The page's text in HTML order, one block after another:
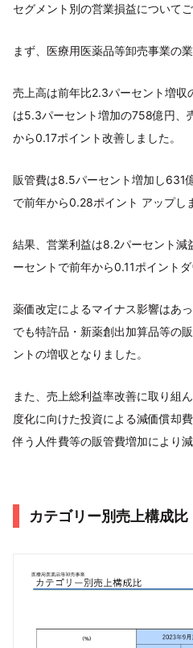
セグメント別の営業損益についてご
まず、医療用医薬品等卸売事業の業
売上高は前年比2.3パーセント増
は5.3パーセント増加の758億円、
から0.17ポイント改善しました。
販管費は8.5パーセント増加し631
で前年から0.28ポイント アップし
結果、営業利益は8.2パーセント
ーセントで前年から0.11ポイントダ
薬価改定によるマイナス影響はあ
でも特許品・新薬創出加算品等の
ントの増収となりました。
また、売上総利益率改善に取り組
度化に向けた投資による減価償却
伴う人件費等の販管費増加により減
カテゴリー別売上構成比